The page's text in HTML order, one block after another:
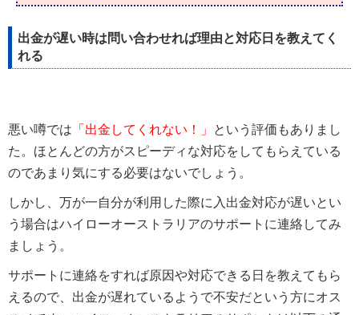
出金が遅い時は問い合わせれば理由と対応日を教えてく
れる
悪い噂では 「出金してくれない！」
という評価もありまし
た。ほとんどの方がスピーディな対応をしてもらえている
のであまり気にする必要はないでしょう。
しかし、万が一自分が利用した際に入出金対応が遅いとい
う場合はハイローオーストラリアのサポートに連絡してみ
ましょう。
サポートに連絡をすれば原因や対応できる日を教えてもら
えるので、出金が遅れているようで不安だという方にオス